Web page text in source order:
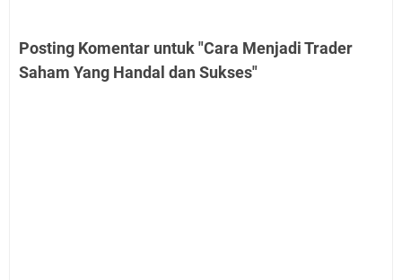
Posting Komentar untuk "Cara Menjadi Trader
Saham Yang Handal dan Sukses"